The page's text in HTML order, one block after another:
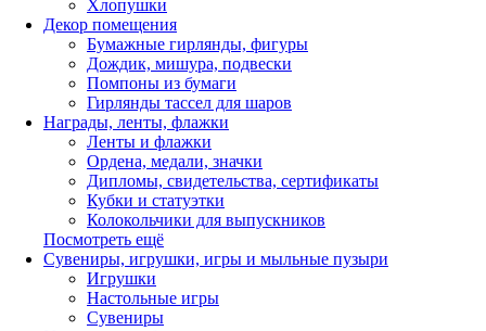
Хлопушки
Декор помещения
Бумажные гирлянды, фигуры
Дождик, мишура, подвески
Помпоны из бумаги
Гирлянды тассел для шаров
Награды, ленты, флажки
Ленты и флажки
Ордена, медали, значки
Дипломы, свидетельства, сертификаты
Кубки и статуэтки
Колокольчики для выпускников
Посмотреть ещё
Сувениры, игрушки, игры и мыльные пузыри
Игрушки
Настольные игры
Сувениры